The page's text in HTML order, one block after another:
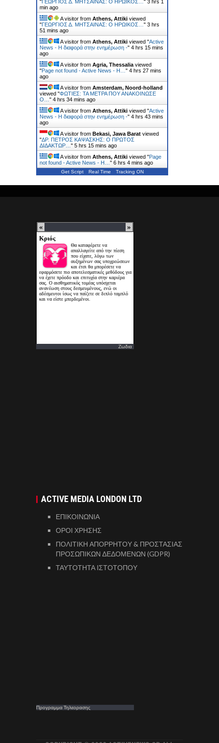
"ΓΕΩΡΓΙΟΣ Δ. ΜΗΤΣΑΙΝΑΣ: Ο ΗΡΩΙΚΟΣ… " 3 hrs 1
min ago
A visitor from Athens, Attiki viewed
"ΓΕΩΡΓΙΟΣ Δ. ΜΗΤΣΑΙΝΑΣ: Ο ΗΡΩΙΚΟΣ… " 3 hrs
51 mins ago
A visitor from Athens, Attiki viewed "Active
News - Η διαφορά στην ενημέρωση -" 4 hrs 15 mins
ago
A visitor from Agria, Thessalia viewed
"Page not found - Active News - Η… " 4 hrs 27 mins
ago
A visitor from Amsterdam, Noord-holland
viewed "ΦΩΤΙΕΣ: ΤΑ ΜΕΤΡΑ ΠΟΥ ΑΝΑΚΟΙΝΩΣΕ
Ο… " 4 hrs 34 mins ago
A visitor from Athens, Attiki viewed "Active
News - Η διαφορά στην ενημέρωση -" 4 hrs 43 mins
ago
A visitor from Bekasi, Jawa Barat viewed
"ΔΡ. ΠΕΤΡΟΣ ΚΑΨΑΣΚΗΣ: Ο ΠΡΩΤΟΣ
ΔΙΔΑΚΤΩΡ… " 5 hrs 15 mins ago
A visitor from Athens, Attiki viewed "Page
not found - Active News - Η… " 6 hrs 4 mins ago
Get Script Real Time Tracking ON
Ζωδια
ACTIVE MEDIA LONDON LTD
ΕΠΙΚΟΙΝΩΝΙΑ
ΟΡΟΙ ΧΡΗΣΗΣ
ΠΟΛΙΤΙΚΗ ΑΠΟΡΡΗΤΟΥ & ΠΡΟΣΤΑΣΙΑΣ
ΠΡΟΣΩΠΙΚΩΝ ΔΕΔΟΜΕΝΩΝ (GDPR)
ΤΑΥΤΟΤΗΤΑ ΙΣΤΟΤΟΠΟΥ
Προγραμμα Τηλεορασης